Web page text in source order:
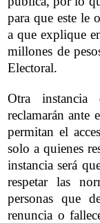
para que este le
a que explique
millones de
Electoral.
Otra instancia
reclamarán ante
permitan el
solo a quienes
instancia será
respetar las
personas que
renuncia o